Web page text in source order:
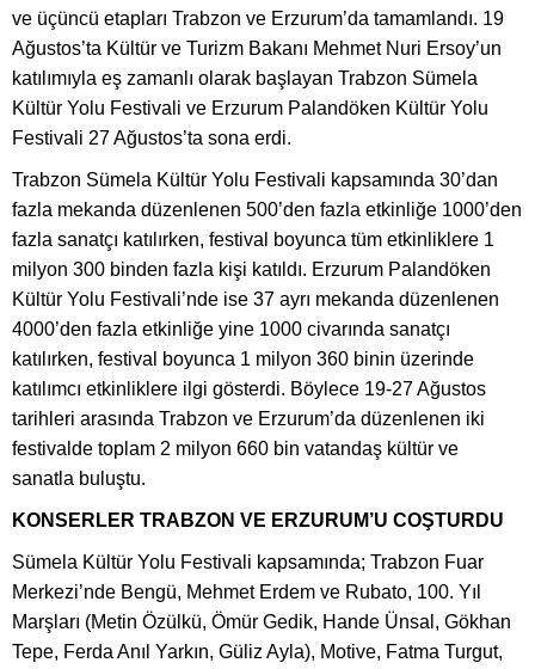
ve üçüncü etapları Trabzon ve Erzurum’da tamamlandı. 19
Ağustos’ta Kültür ve Turizm Bakanı Mehmet Nuri Ersoy’un
katılımıyla eş zamanlı olarak başlayan Trabzon Sümela
Kültür Yolu Festivali ve Erzurum Palandöken Kültür Yolu
Festivali 27 Ağustos’ta sona erdi.
Trabzon Sümela Kültür Yolu Festivali kapsamında 30’dan
fazla mekanda düzenlenen 500’den fazla etkinliğe 1000’den
fazla sanatçı katılırken, festival boyunca tüm etkinliklere 1
milyon 300 binden fazla kişi katıldı. Erzurum Palandöken
Kültür Yolu Festivali’nde ise 37 ayrı mekanda düzenlenen
4000’den fazla etkinliğe yine 1000 civarında sanatçı
katılırken, festival boyunca 1 milyon 360 binin üzerinde
katılımcı etkinliklere ilgi gösterdi. Böylece 19-27 Ağustos
tarihleri arasında Trabzon ve Erzurum’da düzenlenen iki
festivalde toplam 2 milyon 660 bin vatandaş kültür ve
sanatla buluştu.
KONSERLER TRABZON VE ERZURUM’U COŞTURDU
Sümela Kültür Yolu Festivali kapsamında; Trabzon Fuar
Merkezi’nde Bengü, Mehmet Erdem ve Rubato, 100. Yıl
Marşları (Metin Özülkü, Ömür Gedik, Hande Ünsal, Gökhan
Tepe, Ferda Anıl Yarkın, Güliz Ayla), Motive, Fatma Turgut,